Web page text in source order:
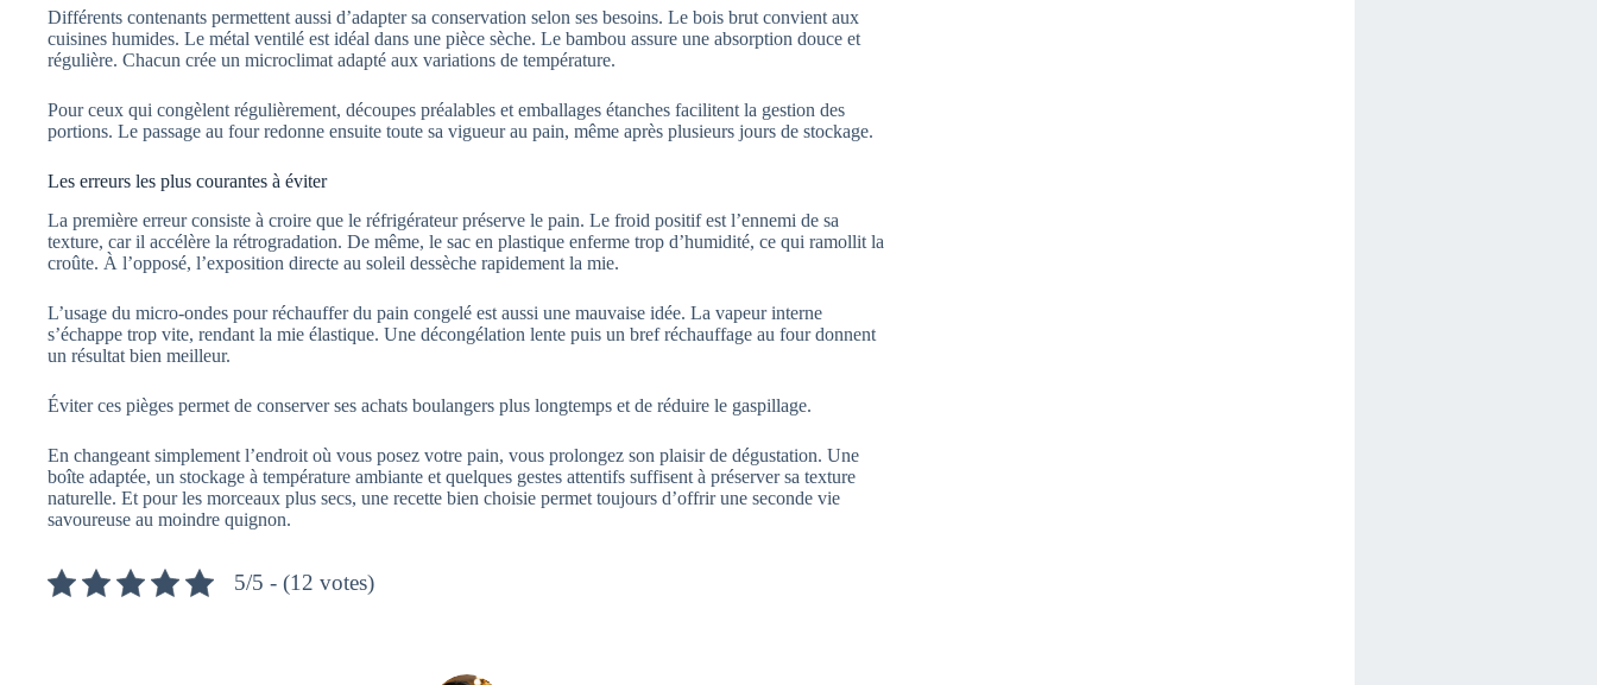
Différents contenants permettent aussi d’adapter sa conservation selon ses besoins. Le bois brut convient aux
cuisines humides. Le métal ventilé est idéal dans une pièce sèche. Le bambou assure une absorption douce et
régulière. Chacun crée un microclimat adapté aux variations de température.
Pour ceux qui congèlent régulièrement, découpes préalables et emballages étanches facilitent la gestion des
portions. Le passage au four redonne ensuite toute sa vigueur au pain, même après plusieurs jours de stockage.
Les erreurs les plus courantes à éviter
La première erreur consiste à croire que le réfrigérateur préserve le pain. Le froid positif est l’ennemi de sa
texture, car il accélère la rétrogradation. De même, le sac en plastique enferme trop d’humidité, ce qui ramollit la
croûte. À l’opposé, l’exposition directe au soleil dessèche rapidement la mie.
L’usage du micro-ondes pour réchauffer du pain congelé est aussi une mauvaise idée. La vapeur interne
s’échappe trop vite, rendant la mie élastique. Une décongélation lente puis un bref réchauffage au four donnent
un résultat bien meilleur.
Éviter ces pièges permet de conserver ses achats boulangers plus longtemps et de réduire le gaspillage.
En changeant simplement l’endroit où vous posez votre pain, vous prolongez son plaisir de dégustation. Une
boîte adaptée, un stockage à température ambiante et quelques gestes attentifs suffisent à préserver sa texture
naturelle. Et pour les morceaux plus secs, une recette bien choisie permet toujours d’offrir une seconde vie
savoureuse au moindre quignon.
5/5 - (12 votes)